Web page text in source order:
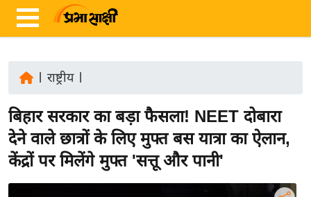
ज़ा
ख
ब
र
राष्ट्रीय|
बिहार सरकार का बड़ा फैसला! NEET दोबारा
देने वाले छात्रों के लिए मुफ्त बस यात्रा का ऐलान,
केंद्रों पर मिलेंगे मुफ्त 'सत्तू और पानी'